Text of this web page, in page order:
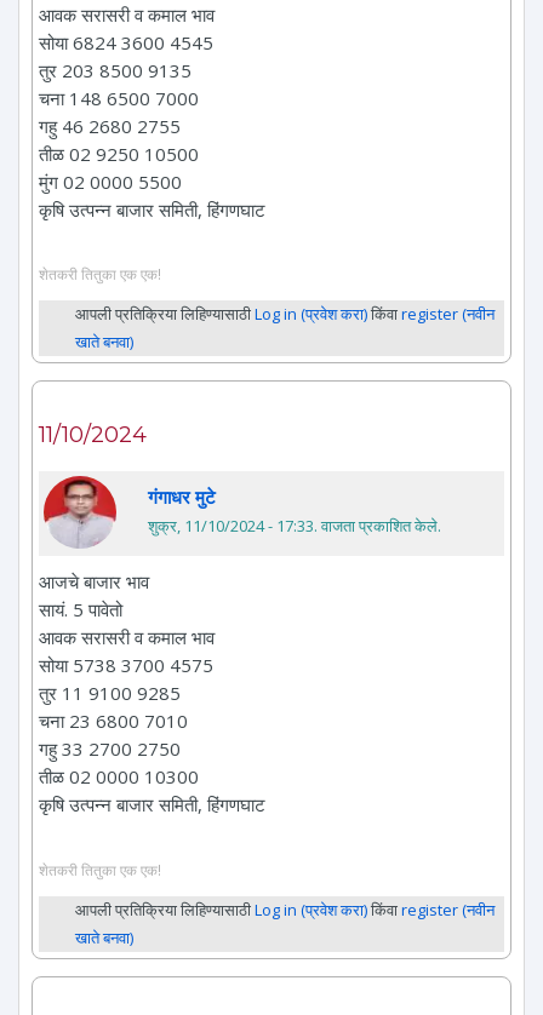
आवक सरासरी व कमाल भाव
सोया 6824 3600 4545
तुर 203 8500 9135
चना 148 6500 7000
गहु 46 2680 2755
तीळ 02 9250 10500
मुंग 02 0000 5500
कृषि उत्पन्न बाजार समिती, हिंगणघाट
शेतकरी तितुका एक एक!
आपली प्रतिक्रिया लिहिण्यासाठीLog in (प्रवेश करा)किंवाregister (नवीन
खाते बनवा)
11/10/2024
गंगाधर मुटे
शुक्र, 11/10/2024 - 17:33. वाजता प्रकाशित केले.
आजचे बाजार भाव
सायं. 5 पावेतो
आवक सरासरी व कमाल भाव
सोया 5738 3700 4575
तुर 11 9100 9285
चना 23 6800 7010
गहु 33 2700 2750
तीळ 02 0000 10300
कृषि उत्पन्न बाजार समिती, हिंगणघाट
शेतकरी तितुका एक एक!
आपली प्रतिक्रिया लिहिण्यासाठीLog in (प्रवेश करा)किंवाregister (नवीन
खाते बनवा)